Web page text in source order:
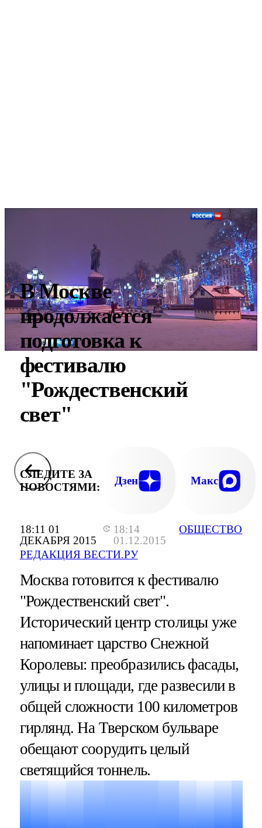
18:11 01
ДЕКАБРЯ 2015
18:14
01.12.2015
РЕДАКЦИЯ ВЕСТИ.РУ
ОБЩЕСТВО
В Москве
продолжается
подготовка к
фестивалю
"Рождественский
свет"
СЛЕДИТЕ ЗА
НОВОСТЯМИ:
Дзен Макс
Москва готовится к фестивалю
"Рождественский свет".
Исторический центр столицы уже
напоминает царство Снежной
Королевы: преобразились фасады,
улицы и площади, где развесили в
общей сложности 100 километров
гирлянд. На Тверском бульваре
обещают соорудить целый
светящийся тоннель.